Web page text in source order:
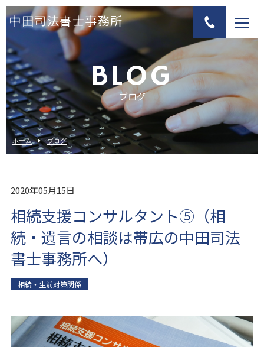
中田司法書士事務所
BLOG
ブログ
ホーム ブログ
2020年05月15日
相続支援コンサルタント⑤（相
続・遺言の相談は帯広の中田司法
書士事務所へ）
相続・生前対策関係